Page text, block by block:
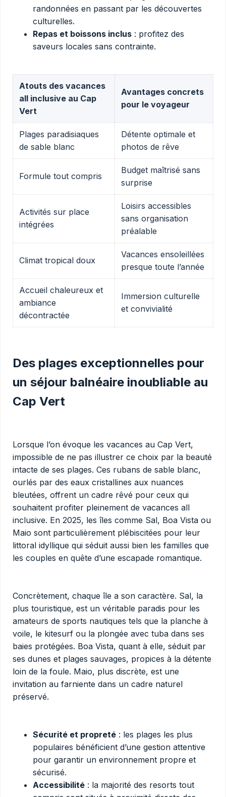
randonnées en passant par les découvertes
culturelles.
Repas et boissons inclus : profitez des
saveurs locales sans contrainte.
Atouts des vacances
all inclusive au Cap
Vert
Avantages concrets
pour le voyageur
Plages paradisiaques
de sable blanc
Détente optimale et
photos de rêve
Formule tout compris
Budget maîtrisé sans
surprise
Activités sur place
intégrées
Loisirs accessibles
sans organisation
préalable
Climat tropical doux
Vacances ensoleillées
presque toute l’année
Accueil chaleureux et
ambiance
décontractée
Immersion culturelle
et convivialité
Des plages exceptionnelles pour
un séjour balnéaire inoubliable au
Cap Vert
Lorsque l’on évoque les vacances au Cap Vert,
impossible de ne pas illustrer ce choix par la beauté
intacte de ses plages. Ces rubans de sable blanc,
ourlés par des eaux cristallines aux nuances
bleutées, offrent un cadre rêvé pour ceux qui
souhaitent profiter pleinement de vacances all
inclusive. En 2025, les îles comme Sal, Boa Vista ou
Maio sont particulièrement plébiscitées pour leur
littoral idyllique qui séduit aussi bien les familles que
les couples en quête d’une escapade romantique.
Concrètement, chaque île a son caractère. Sal, la
plus touristique, est un véritable paradis pour les
amateurs de sports nautiques tels que la planche à
voile, le kitesurf ou la plongée avec tuba dans ses
baies protégées. Boa Vista, quant à elle, séduit par
ses dunes et plages sauvages, propices à la détente
loin de la foule. Maio, plus discrète, est une
invitation au farniente dans un cadre naturel
préservé.
Sécurité et propreté : les plages les plus
populaires bénéficient d’une gestion attentive
pour garantir un environnement propre et
sécurisé.
Accessibilité : la majorité des resorts tout